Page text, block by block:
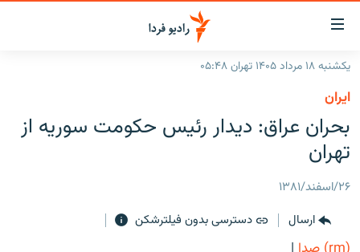
لینک‌های
قابلیت
دسترسی
بازگشت
منوی
اصلی
رفتن
صفحه
جستجو
ایران
جهان
برنامه‌های رادیویی
چندرسانه‌ای
یکشنبه ۱۸ مرداد ۱۴۰۵ تهران ۰۵:۴۸
ايران
بحران عراق: ديدار رئيس حكومت سوريه از
تهران
۲۶/اسفند/۱۳۸۱
ارسال
دسترسی بدون فیلترشکن